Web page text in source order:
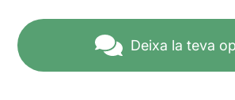
Deixa la teva